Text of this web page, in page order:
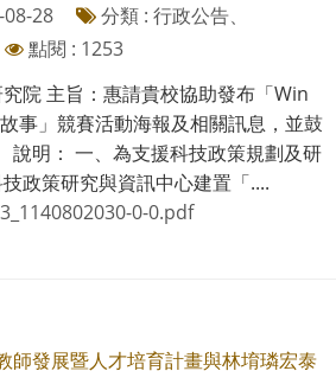
28
分類 : 行政公告、
點閱 : 1253
院 主旨：惠請貴校協助發布「Win
事」競賽活動海報及相關訊息，並鼓
說明： 一、為支援科技政策規劃及研
政策研究與資訊中心建置「....
0-0.pdf
師發展暨人才培育計畫與林堉璘宏泰